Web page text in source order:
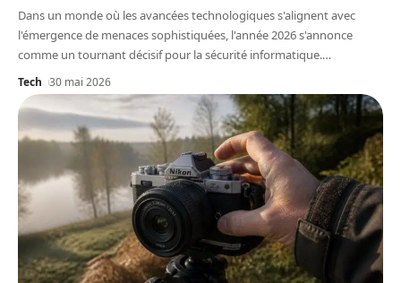
Dans un monde où les avancées technologiques s'alignent avec
l'émergence de menaces sophistiquées, l'année 2026 s'annonce
comme un tournant décisif pour la sécurité informatique.…
Tech 30 mai 2026